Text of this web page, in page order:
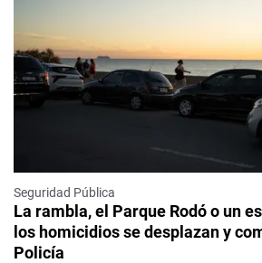
Seguridad Pública
La rambla, el Parque Rodó o un
los homicidios se desplazan y
Policía